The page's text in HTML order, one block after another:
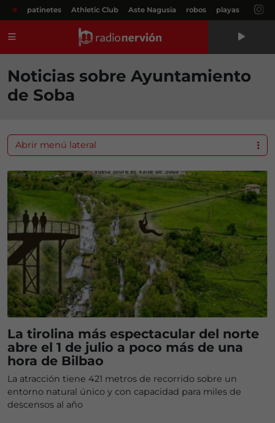
# patinetes Athletic Club Aste Nagusia robos playas
Noticias sobre Ayuntamiento
de Soba
La tirolina más espectacular del norte
abre el 1 de julio a poco más de una
hora de Bilbao
La atracción tiene 421 metros de recorrido sobre un
entorno natural único y con capacidad para miles de
descensos al año
Abrir menú lateral